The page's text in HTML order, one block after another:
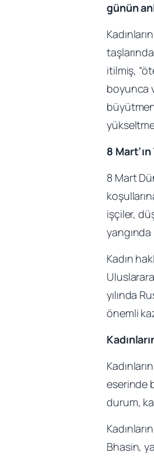
günün
itilmiş,
boyunca
yükseltme
8
8 Mart
işçiler,
Kadın
yılında
önemli
eserinde
durum,
Bhasin,